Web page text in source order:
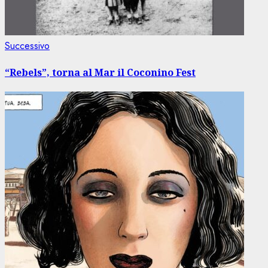
Successivo
“Rebels”, torna al Mar il Coconino Fest